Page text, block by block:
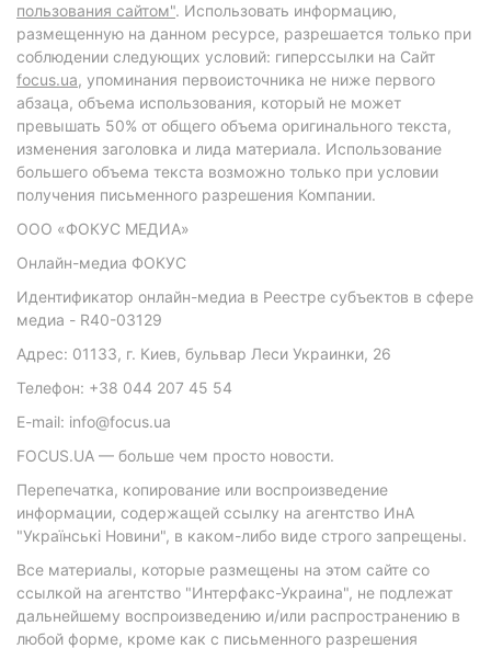
пользования сайтом". Использовать информацию,
размещенную на данном ресурсе, разрешается только при
соблюдении следующих условий: гиперссылки на Сайт
focus.ua, упоминания первоисточника не ниже первого
абзаца, объема использования, который не может
превышать 50% от общего объема оригинального текста,
изменения заголовка и лида материала. Использование
большего объема текста возможно только при условии
получения письменного разрешения Компании.
ООО «ФОКУС МЕДИА»
Онлайн-медиа ФОКУС
Идентификатор онлайн-медиа в Реестре субъектов в сфере
медиа - R40-03129
Адрес: 01133, г. Киев, бульвар Леси Украинки, 26
Телефон: +38 044 207 45 54
E-mail: info@focus.ua
FOCUS.UA — больше чем просто новости.
Перепечатка, копирование или воспроизведение
информации, содержащей ссылку на агентство ИнА
"Українські Новини", в каком-либо виде строго запрещены.
Все материалы, которые размещены на этом сайте со
ссылкой на агентство "Интерфакс-Украина", не подлежат
дальнейшему воспроизведению и/или распространению в
любой форме, кроме как с письменного разрешения